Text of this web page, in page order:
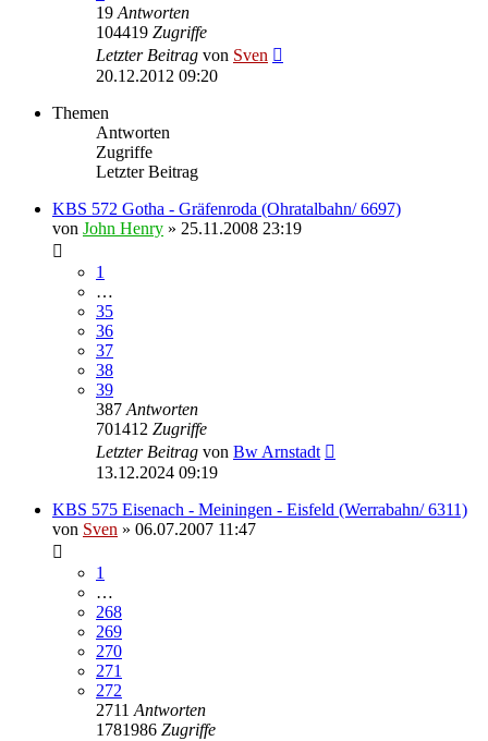
19 Antworten
104419 Zugriffe
Letzter Beitrag von Sven
20.12.2012 09:20
Themen
Antworten
Zugriffe
Letzter Beitrag
KBS 572 Gotha - Gräfenroda (Ohratalbahn/ 6697)
von John Henry » 25.11.2008 23:19
1
…
35
36
37
38
39
387 Antworten
701412 Zugriffe
Letzter Beitrag von Bw Arnstadt
13.12.2024 09:19
KBS 575 Eisenach - Meiningen - Eisfeld (Werrabahn/ 6311)
von Sven » 06.07.2007 11:47
1
…
268
269
270
271
272
2711 Antworten
1781986 Zugriffe